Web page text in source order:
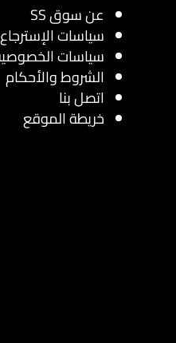
عن سوق SS
سياسات الإسترجاع
سياسات
الشروط والأحكام
اتصل بنا
خريطة الموقع